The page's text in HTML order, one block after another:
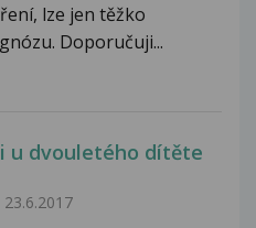
lze jen těžko
Doporučuji...
u dvouletého dítěte
23.6.2017